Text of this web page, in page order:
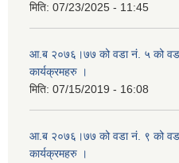
मिति: 07/23/2025 - 11:45
आ.ब २०७६।७७ को वडा नं. ५ को वडा
कार्यक्रमहरु ।
मिति: 07/15/2019 - 16:08
आ.ब २०७६।७७ को वडा नं. ९ को वडा
कार्यक्रमहरु ।